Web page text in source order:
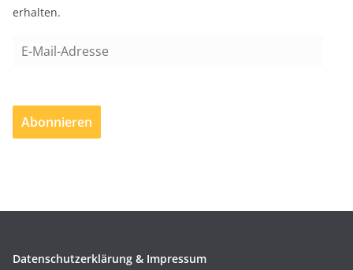
erhalten.
a
l
s
Abonnieren
Datenschutzerklärung & Impressum